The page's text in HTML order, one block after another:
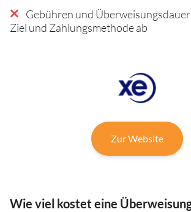
Gebühren und
Ziel und Zahlungsmethode ab
Zur Website
Wie viel kostet eine